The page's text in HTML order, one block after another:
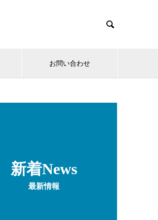

お問い合わせ
新着News
最新情報